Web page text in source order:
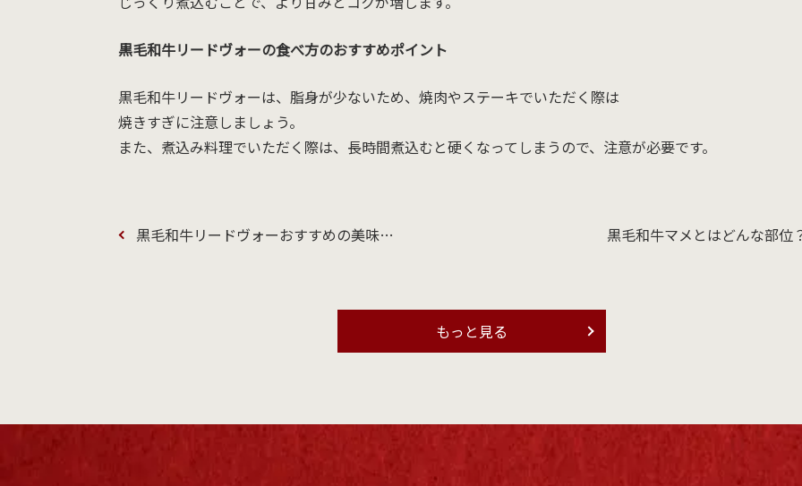
黒毛和牛リードヴォーの食べ方のおすすめポイント
黒毛和牛リードヴォーは、脂身が少ないため、焼肉やステーキでいただく際は
焼きすぎに注意しましょう。
また、煮込み料理でいただく際は、長時間煮込むと硬くなってしまうので、注意が必要です。
黒毛和牛リードヴォーおすすめの美味しい食べ方 黒毛和牛マメとはどんな部位
もっと見る